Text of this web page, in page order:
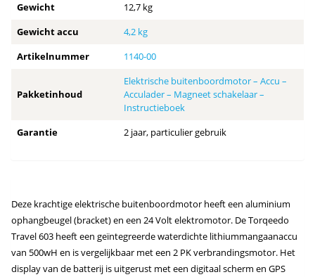
Gewicht
12,7 kg
Gewicht accu
4,2 kg
Artikelnummer
1140-00
Pakketinhoud
Elektrische buitenboordmotor – Accu –
Acculader – Magneet schakelaar –
Instructieboek
Garantie
2 jaar, particulier gebruik
Deze krachtige elektrische buitenboordmotor heeft een aluminium
ophangbeugel (bracket) en een 24 Volt elektromotor. De Torqeedo
Travel 603 heeft een geïntegreerde waterdichte lithiummangaanaccu
van 500wH en is vergelijkbaar met een 2 PK verbrandingsmotor. Het
display van de batterij is uitgerust met een digitaal scherm en GPS